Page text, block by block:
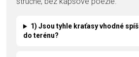
1) Jsou tyhle kraťasy vhodné
do terénu?